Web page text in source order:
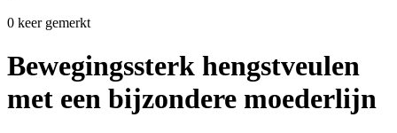
0 keer gemerkt
Bewegingssterk hengstveulen
met een bijzondere moederlijn